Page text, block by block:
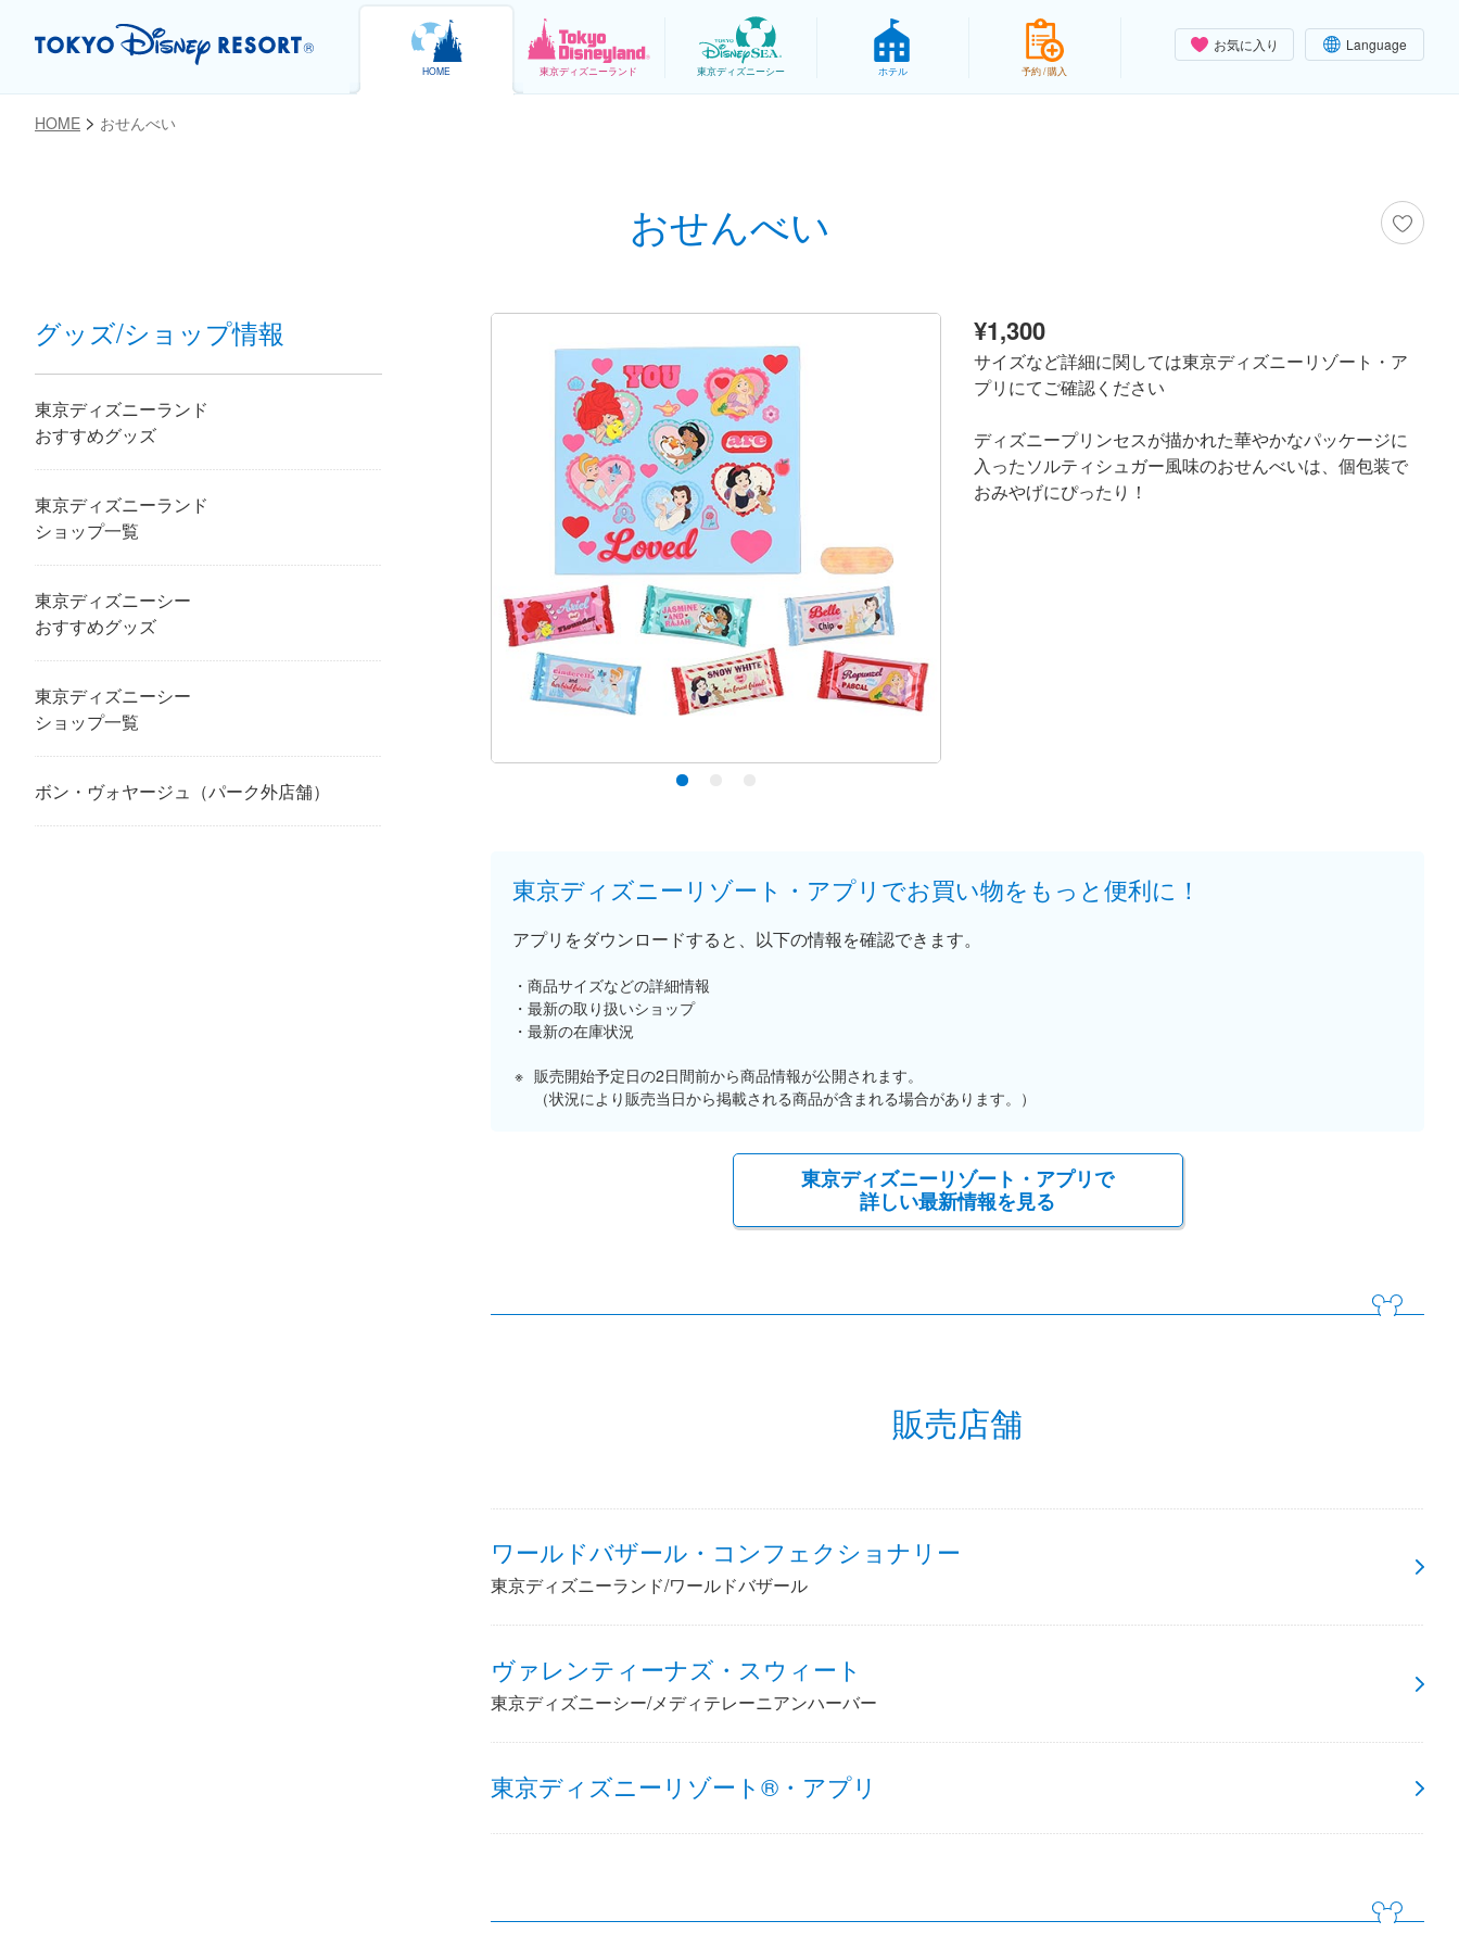
お気に入り Language
HOME 東京ディズニーランド 東京ディズニーシー ホテル 予約 / 購入
HOME おせんべい
おせんべい
¥1,300
サイズなど詳細に関しては東京ディズニーリゾート・ア
プリにてご確認ください
ディズニープリンセスが描かれた華やかなパッケージに
入ったソルティシュガー風味のおせんべいは、個包装で
おみやげにぴったり！
東京ディズニーリゾート・アプリでお買い物をもっと便利に！
アプリをダウンロードすると、以下の情報を確認できます。
商品サイズなどの詳細情報
最新の取り扱いショップ
最新の在庫状況
販売開始予定日の2日間前から商品情報が公開されます。
（状況により販売当日から掲載される商品が含まれる場合があります。）
東京ディズニーリゾート・アプリで
詳しい最新情報を見る
販売店舗
ワールドバザール・コンフェクショナリー
東京ディズニーランド/ワールドバザール
ヴァレンティーナズ・スウィート
東京ディズニーシー/メディテレーニアンハーバー
東京ディズニーリゾート®・アプリ
グッズ/ショップ情報
東京ディズニーランド
おすすめグッズ
東京ディズニーランド
ショップ一覧
東京ディズニーシー
おすすめグッズ
東京ディズニーシー
ショップ一覧
ボン・ヴォヤージュ（パーク外店舗）